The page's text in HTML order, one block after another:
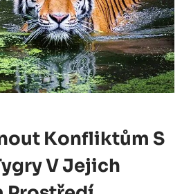
Konfliktům S
V Jejich